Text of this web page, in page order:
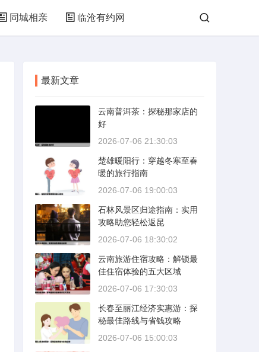
同城相亲 临沧有约网
最新文章
云南普洱茶：探秘那家店的
好
2026-07-06 21:30:03
楚雄暖阳行：穿越冬寒至春
暖的旅行指南
2026-07-06 19:00:03
石林风景区归途指南：实用
攻略助您轻松返昆
2026-07-06 18:30:02
云南旅游住宿攻略：解锁最
佳住宿体验的五大区域
2026-07-06 17:30:03
长春至丽江经济实惠游：探
秘最佳路线与省钱攻略
2026-07-06 15:00:03